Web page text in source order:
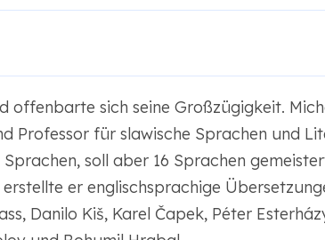
offenbarte sich seine Großzügigkeit.
Professor für slawische Sprachen und
soll aber 16 Sprachen
er englischsprachige
Danilo Kiš, Karel Čapek, Péter